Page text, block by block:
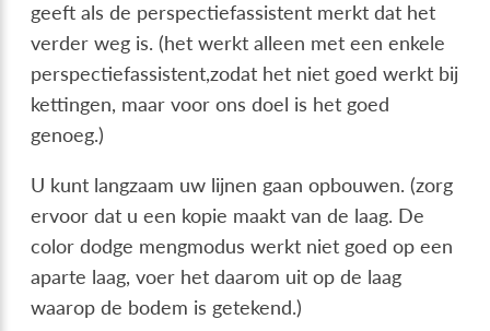
geeft als de perspectiefassistent merkt dat het
verder weg is. (het werkt alleen met een enkele
perspectiefassistent,zodat het niet goed werkt bij
kettingen, maar voor ons doel is het goed
genoeg.)
U kunt langzaam uw lijnen gaan opbouwen. (zorg
ervoor dat u een kopie maakt van de laag. De
color dodge mengmodus werkt niet goed op een
aparte laag, voer het daarom uit op de laag
waarop de bodem is getekend.)